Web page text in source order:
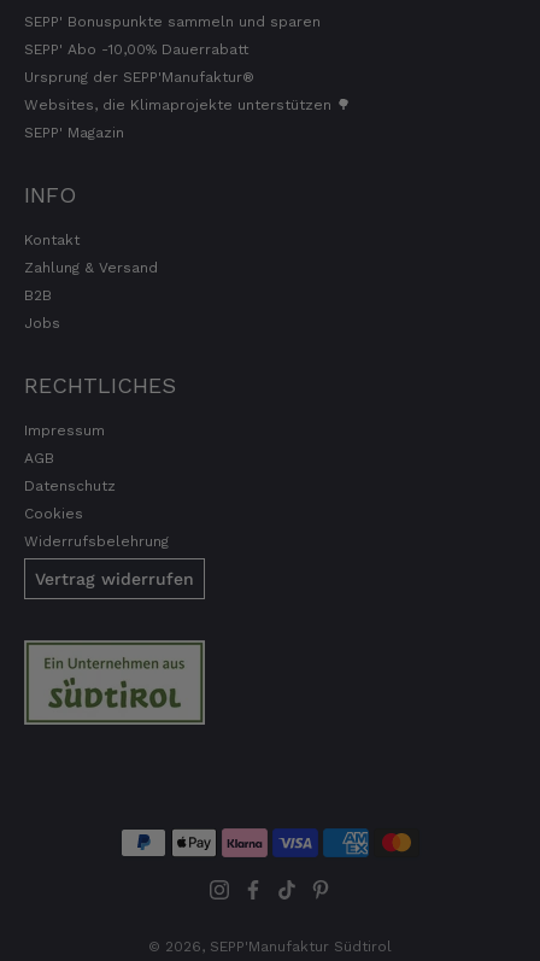
SEPP' Bonuspunkte sammeln und sparen
SEPP' Abo -10,00% Dauerrabatt
Ursprung der SEPP'Manufaktur®
Websites, die Klimaprojekte unterstützen 🌳
SEPP' Magazin
INFO
Kontakt
Zahlung & Versand
B2B
Jobs
RECHTLICHES
Impressum
AGB
Datenschutz
Cookies
Widerrufsbelehrung
Vertrag widerrufen
© 2026, SEPP'Manufaktur Südtirol
Top Ware. Top Lieferung. Immer wieder👍
Geschmack… wie auf Wolke sieben.
Qualität, Geschmack die Lieferung und die
Verpackung, alles super. Bei kleinen
Steffi
Die Ware wurde sehr schnell geliefert und ich